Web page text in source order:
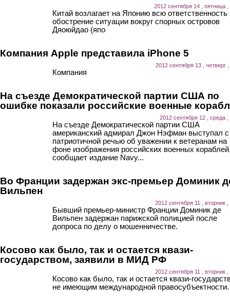
2012 сентября 14 , пятница ,
Китай возлагает на Японию всю ответственность
обострение ситуации вокруг спорных островов
Дяоюйдао (япо
Компания Apple представила iPhone 5
2012 сентября 13 , четверг ,
Компания
На съезде Демократической партии США по
ошибке показали российские военные
2012 сентября 12 , среда ,
На съезде Демократической партии США
американский адмирал Джон Нэфман выступал с
патриотичной речью об уважении к ветеранам на
фоне изображения российских военных
сообщает издание Navy...
Во Франции задержан экс-премьер Доминик
Вильпен
2012 сентября 11 , вторник ,
Бывший премьер-министр Франции Доминик де
Вильпен задержан парижской полицией после
допроса по делу о мошенничестве.
Косово как было, так и остается квази-
государством, заявили в МИД РФ
2012 сентября 11 , вторник ,
Косово как было, так и остается квази-
не имеющим международной правосубъектности.